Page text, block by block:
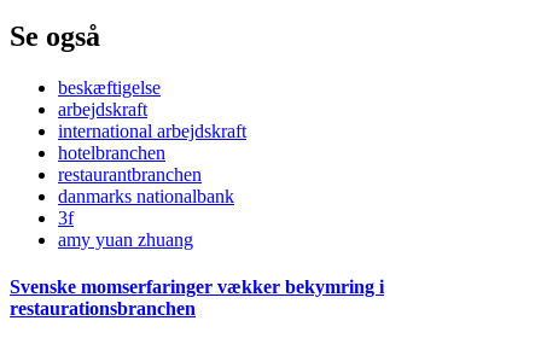
Se også
beskæftigelse
arbejdskraft
international arbejdskraft
hotelbranchen
restaurantbranchen
danmarks nationalbank
3f
amy yuan zhuang
Svenske momserfaringer vækker bekymring i
restaurationsbranchen